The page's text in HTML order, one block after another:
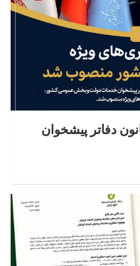
دفاتر پیشخوان